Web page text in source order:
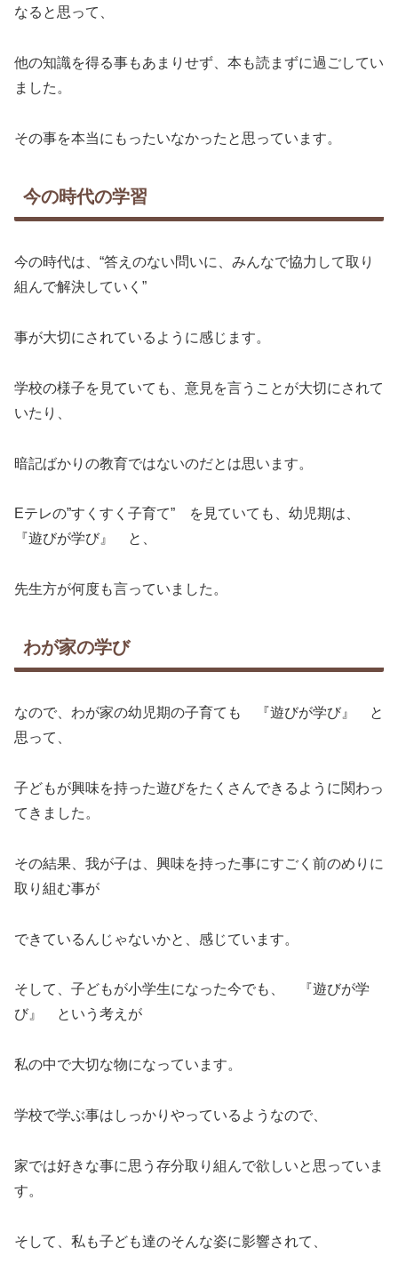
なると思って、
他の知識を得る事もあまりせず、本も読まずに過ごしてい
ました。
その事を本当にもったいなかったと思っています。
今の時代の学習
今の時代は、“答えのない問いに、みんなで協力して取り
組んで解決していく”
事が大切にされているように感じます。
学校の様子を見ていても、意見を言うことが大切にされて
いたり、
暗記ばかりの教育ではないのだとは思います。
Eテレの”すくすく子育て” を見ていても、幼児期は、
『遊びが学び』 と、
先生方が何度も言っていました。
わが家の学び
なので、わが家の幼児期の子育ても 『遊びが学び』 と
思って、
子どもが興味を持った遊びをたくさんできるように関わっ
てきました。
その結果、我が子は、興味を持った事にすごく前のめりに
取り組む事が
できているんじゃないかと、感じています。
そして、子どもが小学生になった今でも、 『遊びが学
び』 という考えが
私の中で大切な物になっています。
学校で学ぶ事はしっかりやっているようなので、
家では好きな事に思う存分取り組んで欲しいと思っていま
す。
そして、私も子ども達のそんな姿に影響されて、